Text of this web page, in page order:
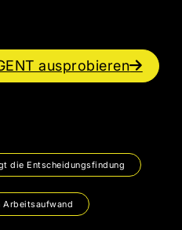
ausprobieren
die Entscheidungsfindung
Arbeitsaufwand